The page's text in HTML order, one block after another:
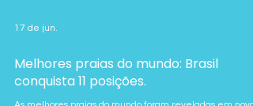
Melhores praias do mundo: Brasil